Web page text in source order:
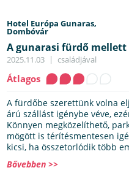
Hotel Európa Gunaras,
Dombóvár
A gunarasi fürdő mellett
2025.11.03 családjával
Átlagos
A fürdőbe szerettünk volna
árú szállást igénybe véve,
Könnyen megközelíthető,
mögött is térítésmentesen
kicsi, ha összetorlódik több
Bővebben >>